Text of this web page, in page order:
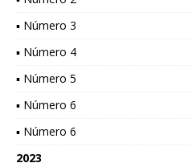
▪ Número 3
▪ Número 4
▪ Número 5
▪ Número 6
▪ Número 6
2023